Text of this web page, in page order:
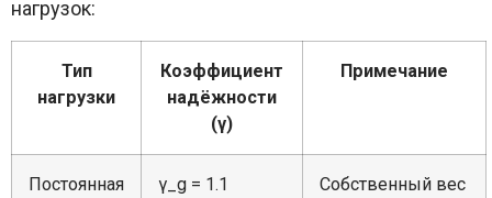
нагрузок:
Тип
нагрузки
Коэффициент
надёжности
(γ)
Примечание
Постоянная
γ_g = 1.1
Собственный вес